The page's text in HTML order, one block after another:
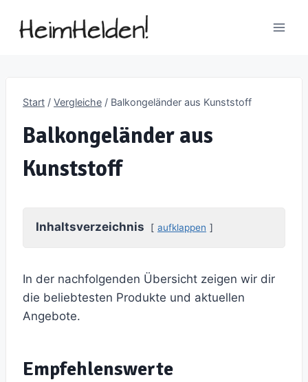
Inhalt
Start / Vergleiche / Balkongeländer aus Kunststoff
Balkongeländer aus
Kunststoff
Inhaltsverzeichnis aufklappen
In der nachfolgenden Übersicht zeigen wir dir
die beliebtesten Produkte und aktuellen
Angebote.
Empfehlenswerte